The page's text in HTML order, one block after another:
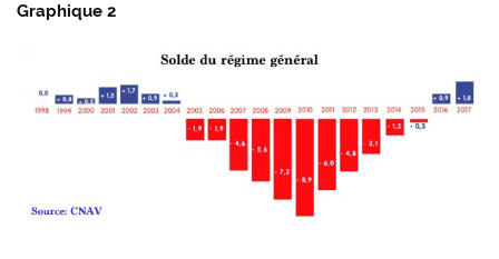
Graphique 2